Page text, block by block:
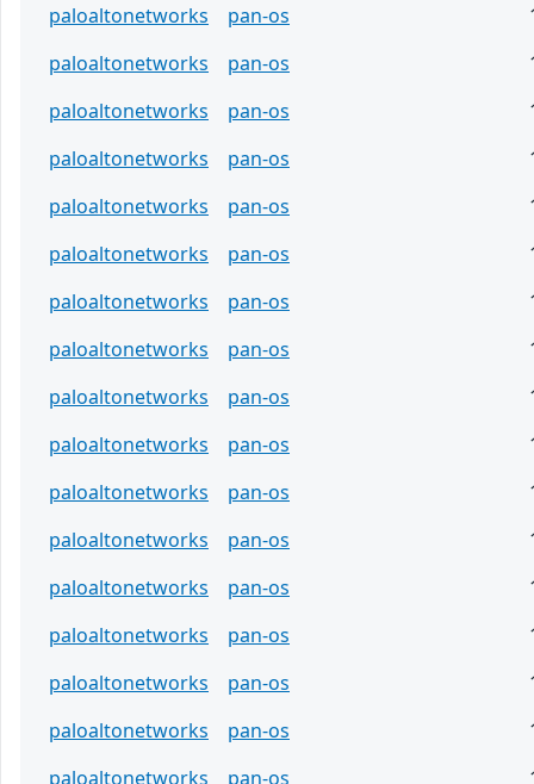
paloaltonetworks
pan-os
paloaltonetworks
pan-os
paloaltonetworks
pan-os
paloaltonetworks
pan-os
paloaltonetworks
pan-os
paloaltonetworks
pan-os
paloaltonetworks
pan-os
paloaltonetworks
pan-os
paloaltonetworks
pan-os
paloaltonetworks
pan-os
paloaltonetworks
pan-os
paloaltonetworks
pan-os
paloaltonetworks
pan-os
paloaltonetworks
pan-os
paloaltonetworks
pan-os
paloaltonetworks
pan-os
paloaltonetworks
pan-os